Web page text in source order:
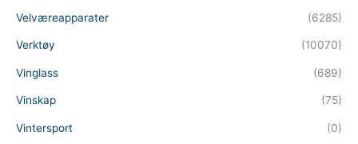
Velværeapparater (6285)
Verktøy (10070)
Vinglass (689)
Vinskap (75)
Vintersport (0)